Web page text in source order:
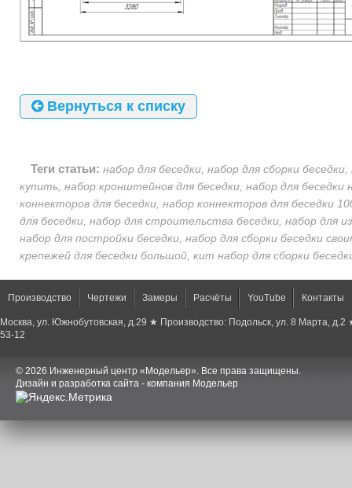
Вернуться к списку
Теги статьи: набор для беседки, набор для сборки
купить, набор кронштейнов для беседки, набор для беседки
коннекторов для беседки, набор коннекторов для беседки
для беседки, набор для строительства беседки, набор для
набор для постройки беседки, набор для сборки беседки
крепежей для беседки большой, кит набор для сборки
Производство Чертежи Замеры Расчёты YouTube Контакты
Москва, ул. Южнобутовская, д.29 ★ Производство: Подольск, ул. 8 Марта,
53-12
© 2026 Инженерный центр «Модельер». Все права защищены.
Дизайн и разработка сайта - компания Модельер